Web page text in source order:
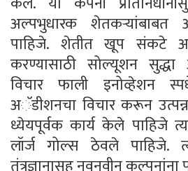
अल्पभुधारक
पाहिजे. शेतीत खूप संकटे
करण्यासाठी सोल्यूशन सुद्धा
विचार फाली इनोव्हेशन
अॅडीशनचा विचार करून
ध्येयपूर्वक कार्य केले पाहिजे
लॉर्ज गोल्स ठेवले पाहिजे.